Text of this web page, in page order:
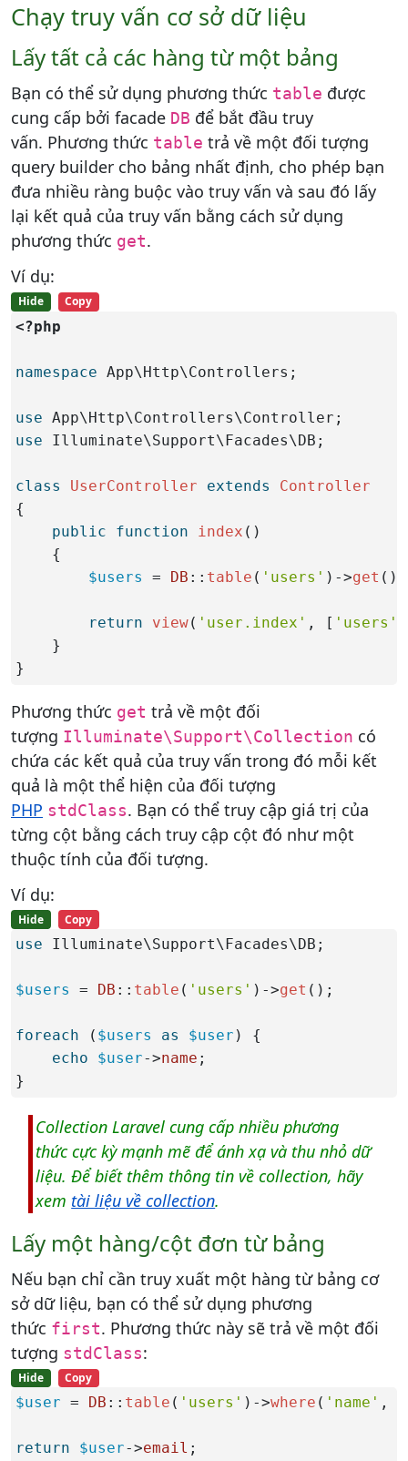
Chạy truy vấn cơ sở dữ liệu
Lấy tất cả các hàng từ một bảng
Bạn có thể sử dụng phương thức table được
cung cấp bởi facade DB để bắt đầu truy
vấn. Phương thức table trả về một đối tượng
query builder cho bảng nhất định, cho phép bạn
đưa nhiều ràng buộc vào truy vấn và sau đó lấy
lại kết quả của truy vấn bằng cách sử dụng
phương thức get.
Ví dụ:
Hide Copy
<?php
namespace App\Http\Controllers;
use
use Illuminate\Support\Facades\DB;
class UserController extends
Controller
{
public
function index ()
    {
$users
= DB :: table ( 'users' )->get ();
return view( 'user.index' , [ 'users'
    }
}
Phương thức get trả về một đối
tượng Illuminate\Support\Collection có
chứa các kết quả của truy vấn trong đó mỗi kết
quả là một thể hiện của đối tượng
PHP stdClass. Bạn có thể truy cập giá trị của
từng cột bằng cách truy cập cột đó như một
thuộc tính của đối tượng.
Ví dụ:
Hide Copy
use Illuminate\Support\Facades\DB;
$users = DB :: table ( 'users' )->get ();
foreach ( $users as $user ) {
echo
$user->name ;
}
Collection Laravel cung cấp nhiều phương
thức cực kỳ mạnh mẽ để ánh xạ và thu nhỏ dữ
liệu. Để biết thêm thông tin về collection, hãy
xem tài liệu về collection.
Lấy một hàng/cột đơn từ bảng
Nếu bạn chỉ cần truy xuất một hàng từ bảng cơ
sở dữ liệu, bạn có thể sử dụng phương
thức first. Phương thức này sẽ trả về một đối
tượng stdClass:
Hide Copy
$user = DB :: table ( 'users' )->where ( 'name' ,
return $user->email ;